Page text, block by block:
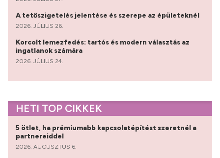
A tetőszigetelés jelentése és szerepe az épületeknél
2026. JÚLIUS 26.
Korcolt lemezfedés: tartós és modern választás az
ingatlanok számára
2026. JÚLIUS 24.
HETI TOP CIKKEK
5 ötlet, ha prémiumabb kapcsolatépítést szeretnél a
partnereiddel
2026. AUGUSZTUS 6.